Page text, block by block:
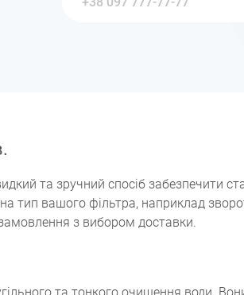
та зручний спосіб забезпечити
на тип вашого фільтра, наприклад
з вибором доставки.